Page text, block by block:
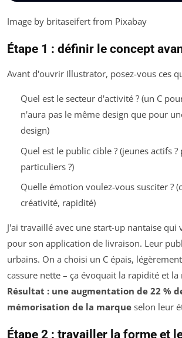
Image by britaseifert from Pixabay
Étape 1 : définir le concept
Avant d'ouvrir Illustrator, posez-vous ces
Quel est le secteur d'activité ? (un C
n'aura pas le même design que pour
design)
Quel est le public cible ? (jeunes actifs ?
particuliers ?)
Quelle émotion voulez-vous susciter ?
créativité, rapidité)
J'ai travaillé avec une start-up nantaise qui
pour son application de livraison. Leur
urbains. On a choisi un C épais,
cassure nette – ça évoquait la rapidité et
Résultat : une augmentation de 22 %
mémorisation de la marque selon leur
Étape 2 : travailler la forme et